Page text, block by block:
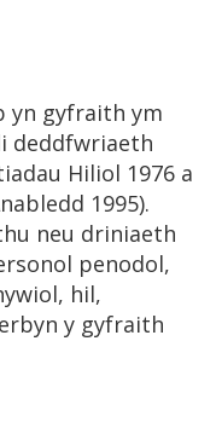
yn gyfraith ym
deddfwriaeth
Hiliol 1976 a
1995).
neu driniaeth
penodol,
hil,
y gyfraith